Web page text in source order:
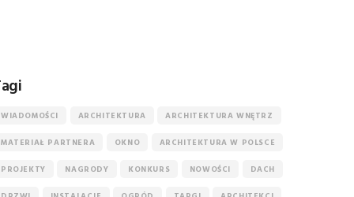
WIADOMOŚCI ARCHITEKTURA ARCHITEKTURA WNĘTRZ
MATERIAŁ PARTNERA OKNO ARCHITEKTURA W POLSCE
PROJEKTY NAGRODY KONKURS NOWOŚCI DACH